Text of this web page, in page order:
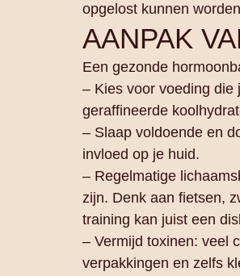
opgelost kunnen
AANPAK
Een gezonde
– Kies voor voeding die
geraffineerde
– Slaap voldoende en
invloed op je huid.
– Regelmatige
zijn. Denk aan fietsen,
training kan juist een
– Vermijd toxinen: veel
verpakkingen en zelfs